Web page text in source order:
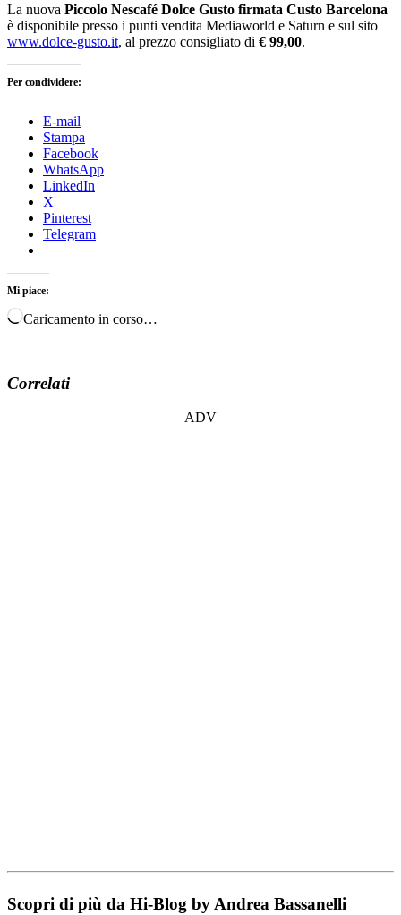
La nuova Piccolo Nescafé Dolce Gusto firmata Custo Barcelona
è disponibile presso i punti vendita Mediaworld e Saturn e sul sito
www.dolce-gusto.it, al prezzo consigliato di € 99,00.
Per condividere:
E-mail
Stampa
Facebook
WhatsApp
LinkedIn
X
Pinterest
Telegram
Mi piace:
Caricamento in corso…
Correlati
ADV
Scopri di più da Hi-Blog by Andrea Bassanelli